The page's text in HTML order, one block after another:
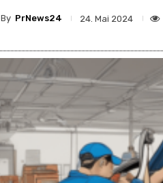
By PrNews24 24. Mai 2024